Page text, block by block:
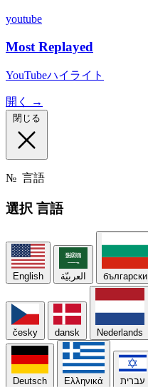
youtube
Most Replayed
YouTubeハイライト
開く →
閉じる
№ 言語
選択 言語
English العربيّة български
česky dansk Nederlands
Deutsch Ελληνικά עברית